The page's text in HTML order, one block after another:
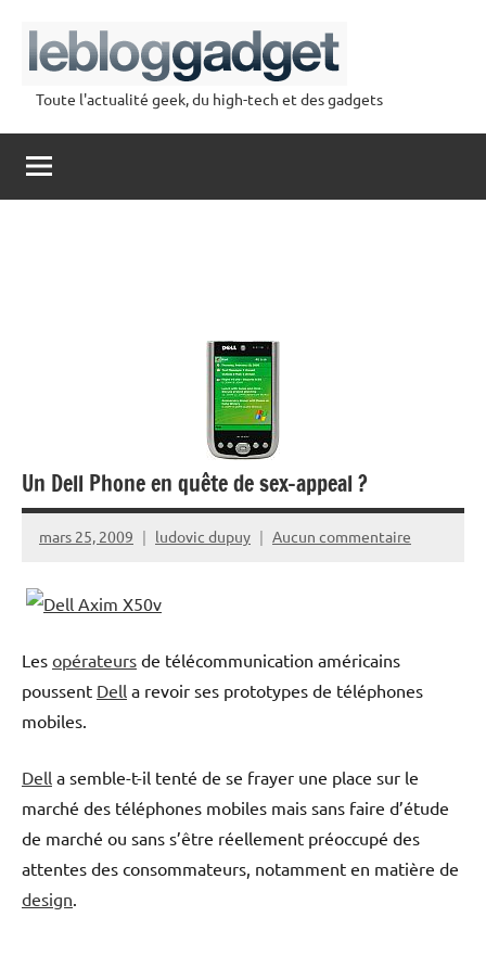
contenu
lebloggadget
Toute l'actualité geek, du high-tech et des gadgets
Un Dell Phone en quête de sex-appeal ?
mars 25, 2009 ludovic dupuy Aucun commentaire
Les opérateurs de télécommunication américains
poussent Dell a revoir ses prototypes de téléphones
mobiles.
Dell a semble-t-il tenté de se frayer une place sur le
marché des téléphones mobiles mais sans faire d’étude
de marché ou sans s’être réellement préoccupé des
attentes des consommateurs, notamment en matière de
design